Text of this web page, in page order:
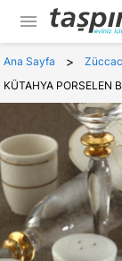
menu
Ana Sayfa >
KÜTAHYA PORSELEN